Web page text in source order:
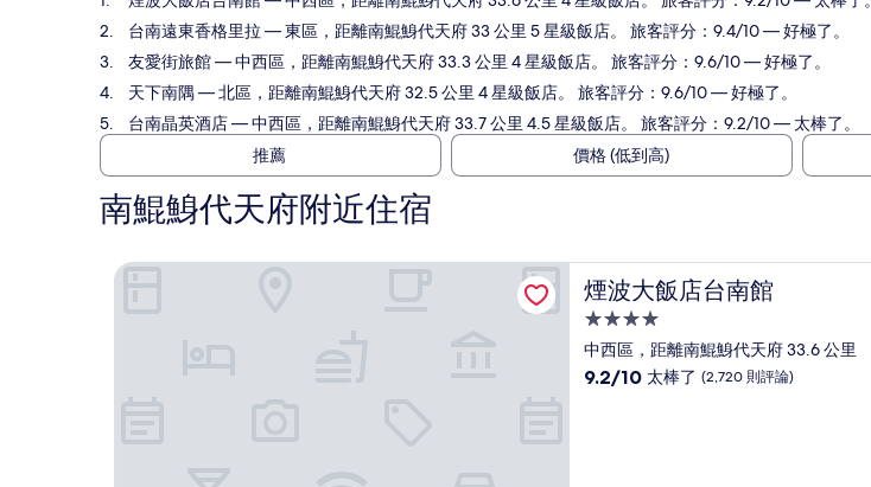
台南遠東香格里拉 — 東區，距離南鯤鯓代天府 33 公里 5 星級飯店。 旅客評分：9.4/10 — 好極了。
友愛街旅館— 中西區，距離南鯤鯓代天府 33.3 公里 4 星級飯店。 旅客評分：9.6/10 — 好極了。
天下南隅— 北區，距離南鯤鯓代天府 32.5 公里 4 星級飯店。 旅客評分：9.6/10 — 好極了。
台南晶英酒店— 中西區，距離南鯤鯓代天府 33.7 公里 4.5 星級飯店。 旅客評分：9.2/10 — 太棒了。
推薦
價格 (低到高)
南鯤鯓代天府附近住宿
煙波大飯店台南館
煙波大飯店台南館
4.0
星
級
中西區，距離南鯤鯓代天府 33.6 公里
9.2
9.2/10 太棒了 (2,720 則評論)
煙波大飯店台南館